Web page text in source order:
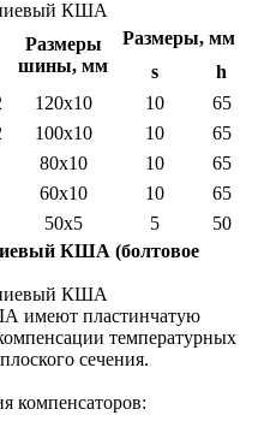
Размеры
шины, мм
Размеры, мм
s
h
120x10 10
65
100x10 10
65
80x10 10
65
60x10 10
65
50x5 5
50
КША (болтовое
имеют пластинчатую
температурных
сечения.
компенсаторов: